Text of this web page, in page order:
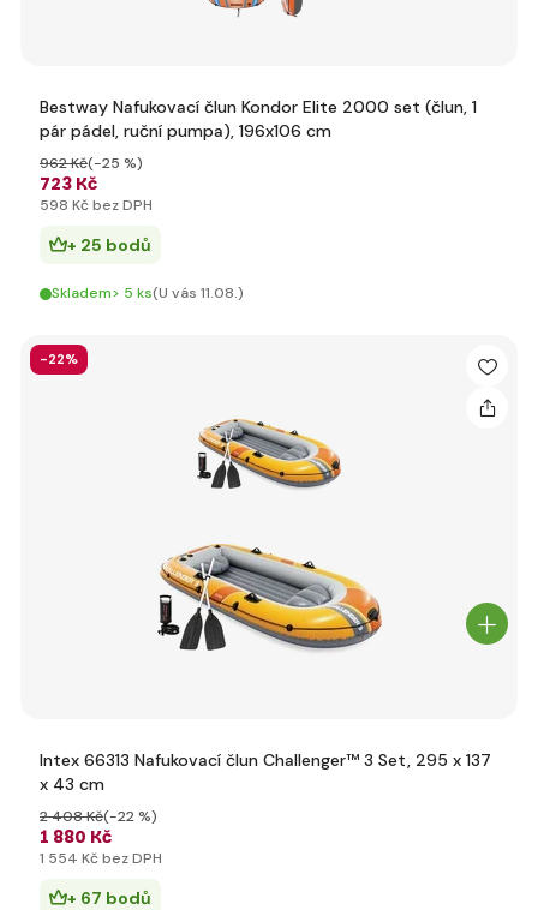
Bestway Nafukovací člun Kondor Elite 2000 set (člun, 1
pár pádel, ruční pumpa), 196x106 cm
723 Kč
962 Kč(-25 %)
598 Kč bez DPH
+ 25 bodů
Skladem> 5 ks(U vás 11.08.)
-22%
Intex 66313 Nafukovací člun Challenger™ 3 Set, 295 x 137
x 43 cm
1 880 Kč
2 408 Kč(-22 %)
1 554 Kč bez DPH
+ 67 bodů